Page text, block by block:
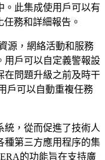
。此集成使用戶可以有
務和詳細報告。
源，網絡活動和服務
用戶可以自定義警報設
在問題升級之前及時干
戶可以自動重複任務
統，從而促進了技術人
種第三方應用程序的集
的功能旨在支持廣